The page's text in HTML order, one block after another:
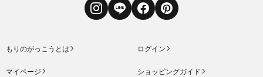
InstagramLINE FacebookPinterest
もりのがっこうとは ログイン
マイページ ショッピングガイド